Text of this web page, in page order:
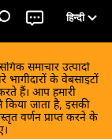
हिन्दी
समाचार उत्पादों
के वेबसाइटों
हैं। आप हमारी
जाता है, इसकी
वर्णन प्राप्त करने के